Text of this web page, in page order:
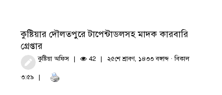
কুষ্টিয়ার দৌলতপুরে টাপেন্টাডলসহ মাদক কারবারি
গ্রেপ্তার
কুষ্টিয়া অফিস 42 ২৫শে শ্রাবণ, ১৪৩৩ বঙ্গাব্দ · বিকাল
৩:৫৯